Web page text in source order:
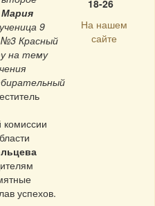
Мария
9
Красный
на тему
комиссии
успехов.
18-26
На нашем
сайте